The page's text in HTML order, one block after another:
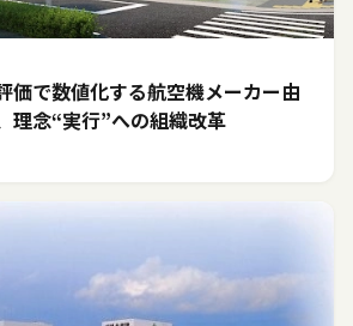
価で数値化する――航空機メーカー由
理念“実行”への組織改革